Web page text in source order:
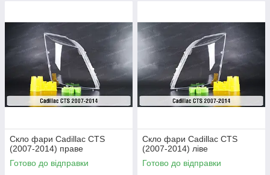
Скло фари Cadillac CTS
(2007-2014) праве
Готово до відправки
Скло фари Cadillac CTS
(2007-2014) ліве
Готово до відправки